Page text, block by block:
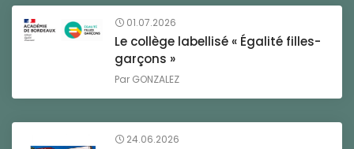
01.07.2026
Le collège labellisé « Égalité filles-
garçons »
Par GONZALEZ
24.06.2026